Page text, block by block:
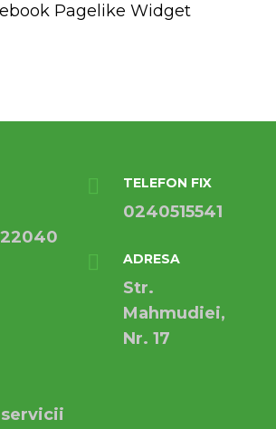
TELEFON FIX
0240515541
ADRESA
Str.
Mahmudiei,
Nr. 17